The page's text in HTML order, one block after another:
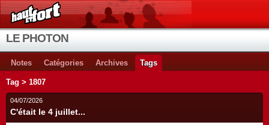
LE PHOTON
Notes Catégories Archives Tags
Tag > 1807
04/07/2026
C'était le 4 juillet...